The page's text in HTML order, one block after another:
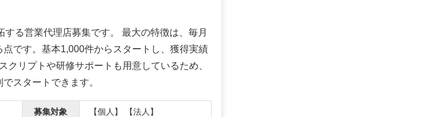
る営業代理店募集です。 最大の特徴は、毎月
です。基本1,000件からスタートし、獲得実績
クリプトや研修サポートも用意しているため、
スタートできます。
募集対象 【個人】 【法人】